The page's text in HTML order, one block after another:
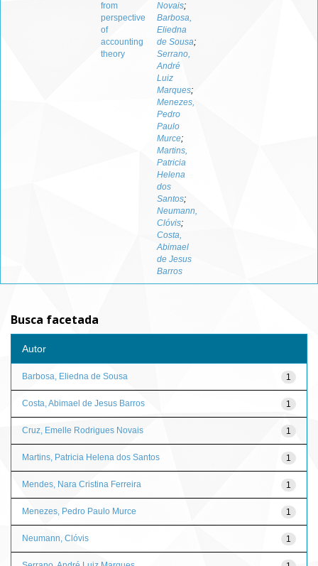
from
perspective
of
accounting
theory
Novais;
Barbosa,
Eliedna
de Sousa;
Serrano,
André
Luiz
Marques;
Menezes,
Pedro
Paulo
Murce;
Martins,
Patricia
Helena
dos
Santos;
Neumann,
Clóvis;
Costa,
Abimael
de Jesus
Barros
Busca facetada
Autor
1
Barbosa, Eliedna de Sousa
1
Costa, Abimael de Jesus Barros
1
Cruz, Emelle Rodrigues Novais
1
Martins, Patricia Helena dos Santos
1
Mendes, Nara Cristina Ferreira
1
Menezes, Pedro Paulo Murce
1
Neumann, Clóvis